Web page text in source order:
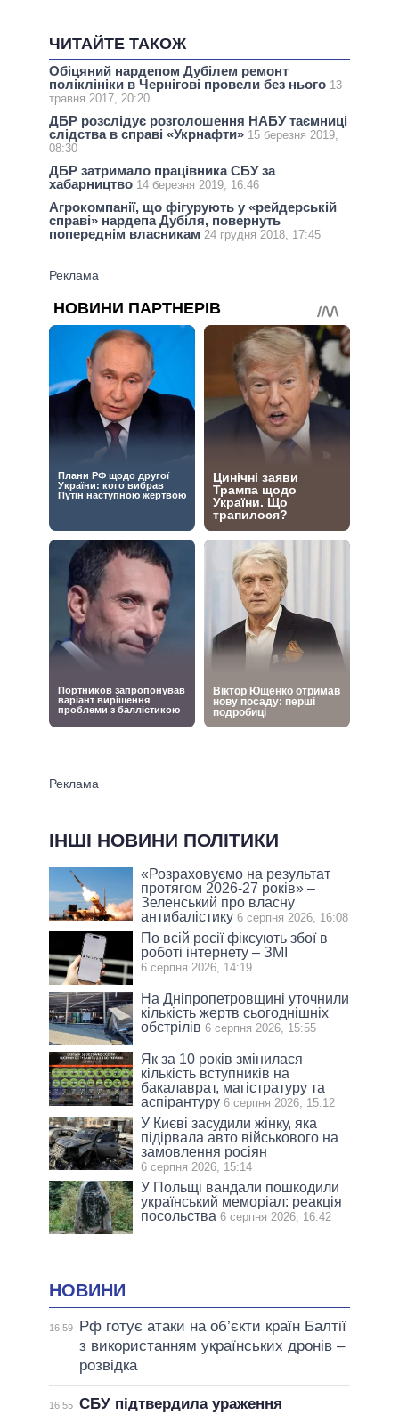
ЧИТАЙТЕ ТАКОЖ
Обіцяний нардепом Дубілем ремонт
поліклініки в Чернігові провели без нього 13
травня 2017, 20:20
ДБР розслідує розголошення НАБУ таємниці
слідства в справі «Укрнафти» 15 березня 2019,
08:30
ДБР затримало працівника СБУ за
хабарництво 14 березня 2019, 16:46
Агрокомпанії, що фігурують у «рейдерській
справі» нардепа Дубіля, повернуть
попереднім власникам 24 грудня 2018, 17:45
ІНШІ НОВИНИ ПОЛІТИКИ
«Розраховуємо на результат
протягом 2026-27 років» –
Зеленський про власну
антибалістику 6 серпня 2026, 16:08
По всій росії фіксують збої в
роботі інтернету – ЗМІ
6 серпня 2026, 14:19
На Дніпропетровщині уточнили
кількість жертв сьогоднішніх
обстрілів 6 серпня 2026, 15:55
Як за 10 років змінилася
кількість вступників на
бакалаврат, магістратуру та
аспірантуру 6 серпня 2026, 15:12
У Києві засудили жінку, яка
підірвала авто військового на
замовлення росіян
6 серпня 2026, 15:14
У Польщі вандали пошкодили
український меморіал: реакція
посольства 6 серпня 2026, 16:42
НОВИНИ
16:59
Рф готує атаки на об’єкти країн Балтії
з використанням українських дронів –
розвідка
16:55 СБУ підтвердила ураження